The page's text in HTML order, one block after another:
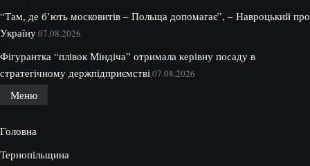
“Там, де б’ють московитів – Польща допомагає”, – Навроцький про
Україну07.08.2026
Фігурантка “плівок Міндіча” отримала керівну посаду в
стратегічному держпідприємстві 07.08.2026
Меню
Головна
Тернопільщина